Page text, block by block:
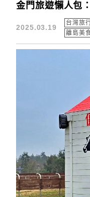
金門旅遊懶人包
2025.03.19
台灣旅
離島美